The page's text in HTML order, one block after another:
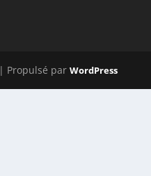
| Propulsé par WordPress